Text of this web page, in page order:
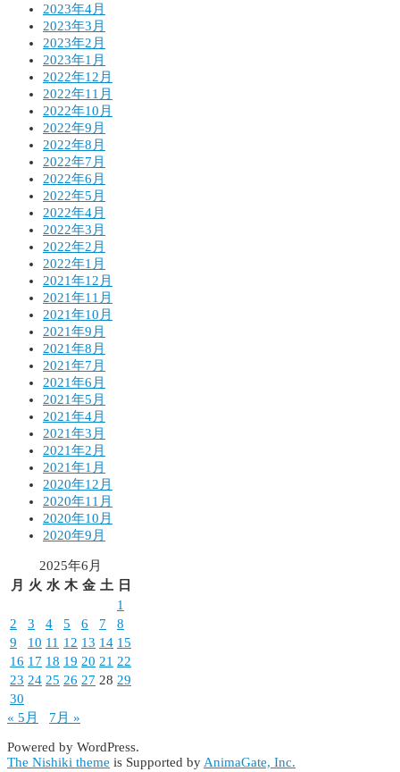
2023年4月
2023年3月
2023年2月
2023年1月
2022年12月
2022年11月
2022年10月
2022年9月
2022年8月
2022年7月
2022年6月
2022年5月
2022年4月
2022年3月
2022年2月
2022年1月
2021年12月
2021年11月
2021年10月
2021年9月
2021年8月
2021年7月
2021年6月
2021年5月
2021年4月
2021年3月
2021年2月
2021年1月
2020年12月
2020年11月
2020年10月
2020年9月
2025年6月
月
火 水 木 金 土
日
1
2
3 4 5 6 7
8
9
10 11 12 13 14 15
16 17 18 19 20 21 22
23 24 25 26 27 28 29
30
« 5月
7月 »
Powered by WordPress.
The Nishiki theme is Supported by AnimaGate, Inc.